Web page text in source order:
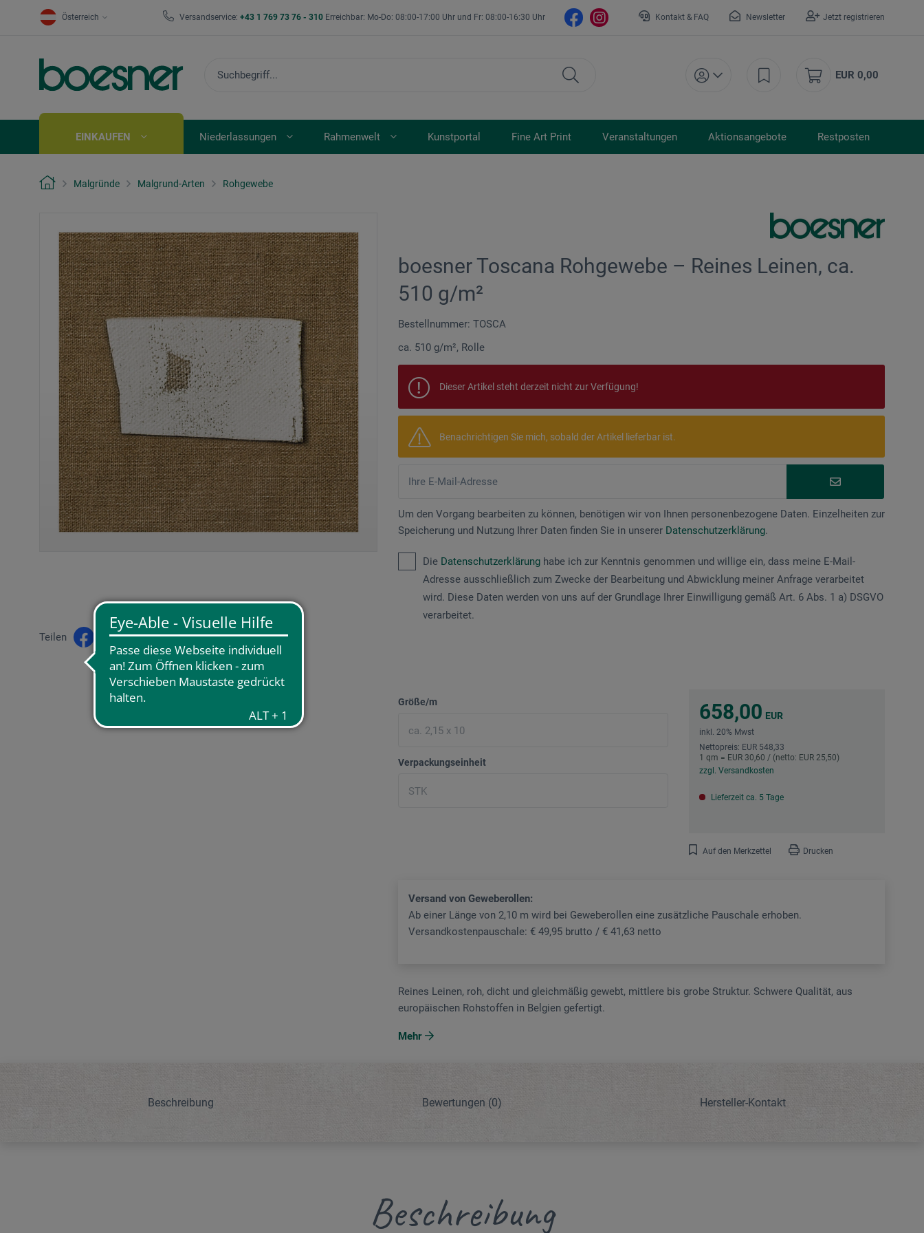
Österreich Versandservice: +43 1 769 73 76 - 310 Erreichbar: Mo-Do: 08:00-17:00 Uhr und Fr: 08:00-16:30 Uhr Kontakt & FAQ Newsletter Jetzt registrieren
EUR 0,00
EINKAUFEN Niederlassungen Rahmenwelt Kunstportal Fine Art Print Veranstaltungen Aktionsangebote Restposten
Malgründe Malgrund-Arten Rohgewebe
boesner Toscana Rohgewebe – Reines Leinen, ca.
510 g/m²
Bestellnummer: TOSCA
ca. 510 g/m², Rolle
Dieser Artikel steht derzeit nicht zur Verfügung!
Benachrichtigen Sie mich, sobald der Artikel lieferbar ist.
Um den Vorgang bearbeiten zu können, benötigen wir von Ihnen personenbezogene Daten. Einzelheiten zur
Speicherung und Nutzung Ihrer Daten finden Sie in unserer Datenschutzerklärung.
Die Datenschutzerklärung habe ich zur Kenntnis genommen und willige ein, dass meine E-Mail-
Adresse ausschließlich zum Zwecke der Bearbeitung und Abwicklung meiner Anfrage verarbeitet
wird. Diese Daten werden von uns auf der Grundlage Ihrer Einwilligung gemäß Art. 6 Abs. 1 a) DSGVO
verarbeitet.
Größe/m
Verpackungseinheit
658,00 EUR
inkl. 20% Mwst
Nettopreis: EUR 548,33
1 qm = EUR 30,60 / (netto: EUR 25,50)
zzgl. Versandkosten
Lieferzeit ca. 5 Tage
Auf den Merkzettel Drucken
Teilen
Versand von Geweberollen:
Ab einer Länge von 2,10 m wird bei Geweberollen eine zusätzliche Pauschale erhoben.
Versandkostenpauschale: € 49,95 brutto / € 41,63 netto
Reines Leinen, roh, dicht und gleichmäßig gewebt, mittlere bis grobe Struktur. Schwere Qualität, aus
europäischen Rohstoffen in Belgien gefertigt.
Mehr
Beschreibung Bewertungen (0) Hersteller-Kontakt
Beschreibung